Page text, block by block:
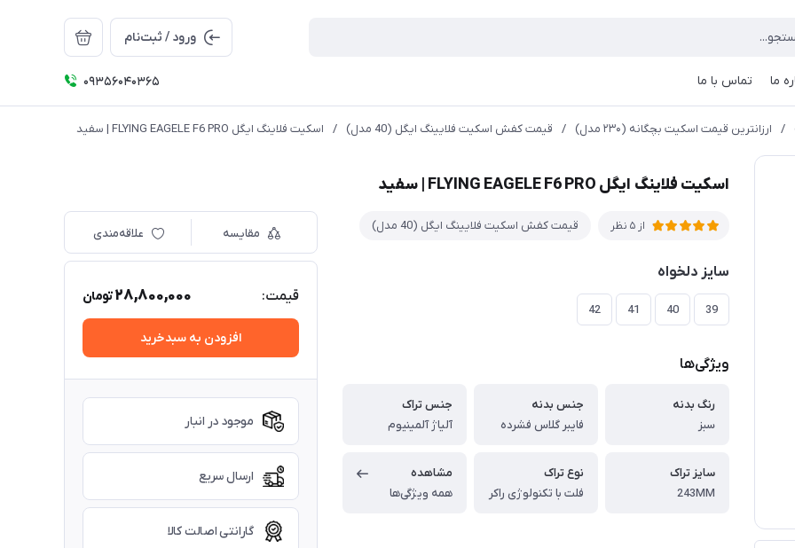
ورود / ثبت‌نام
ما تماس با ما 09356040365
/ ارزانترين قيمت اسكيت بچگانه (۲۳۰ مدل) / قيمت کفش اسکیت فلایینگ ایگل (40 مدل) / اسكيت فلاينگ ايگل FLYING EAGELE F6 PRO | سفيد
اسكيت فلاينگ ايگل FLYING EAGELE F6 PRO | سفيد
از 5 نظر قيمت کفش اسکیت فلایینگ ایگل (40 مدل)
سایز دلخواه
39
40
41
42
ویژگی‌ها
رنگ بدنه
سبز
جنس بدنه
فایبر گلاس فشرده
جنس تراک
آلیاژ آلمینیوم
سایز تراک
243MM
نوع تراک
فلت با تکنولوژی راکر
مشاهده
همه ویژگی‌ها
مقایسه علاقه‌مندی
قیمت: 28,800,000تومان
افزودن به سبدخرید
موجود در انبار
ارسال سریع
گارانتی اصالت کالا